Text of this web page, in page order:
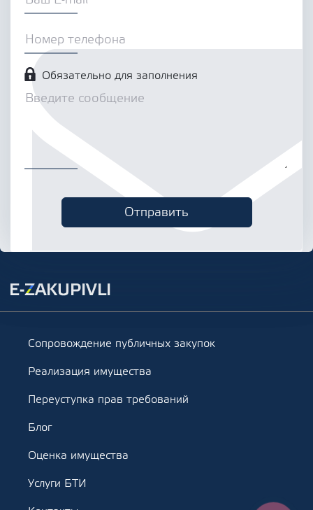
Обязательно для заполнения
Сопровождение публичных закупок
Реализация имущества
Переуступка прав требований
Блог
Оценка имущества
Услуги БТИ